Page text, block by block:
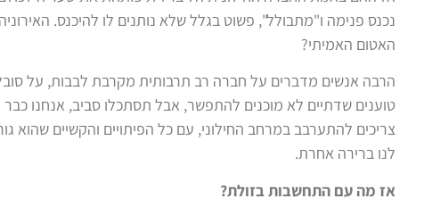
נכנס פנימה ו"מתבולל", פשוט בגלל שלא נותנים לו להיכנס.
האטום האמיתי?
הרבה אנשים מדברים על חברה רב תרבותית מקרבת לבבות, על
טוענים שדתיים לא מוכנים להתפשר, אבל תסתכלו סביב, אנחנו
צריכים להתערבב במרחב החילוני, עם כל הפיתויים והקשיים שהוא
לנו ברירה אחרת.
אז מה עם התחשבות בזולת?